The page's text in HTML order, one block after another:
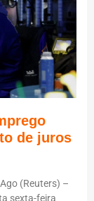
de juros
(Reuters) –
sexta-feira